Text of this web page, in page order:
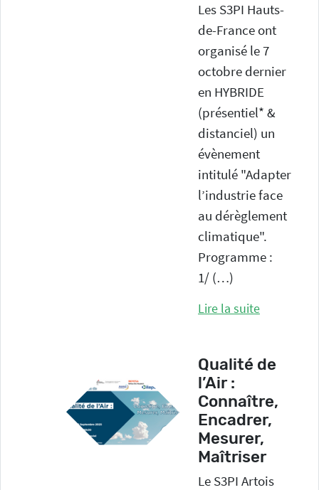
4 commissions
Réunir en toute neutralité les
acteurs locaux afin d’aborder les
problèmatiques territoriales
Suivi de sites
12 commissions de suivi de site
(CSS) pour 16 sites industriels
Santé
Environnement
Présent sur le territoire
l’Artois
Les S3PI Hauts-
de-France ont
organisé le 7
octobre dernier
en HYBRIDE
(présentiel* &
distanciel) un
évènement
intitulé "Adapter
l’industrie face
au dérèglement
climatique".
Programme :
1/ (…)
Lire la suite
Qualité de
l’Air :
Connaître,
Encadrer,
Mesurer,
Maîtriser
Le S3PI Artois